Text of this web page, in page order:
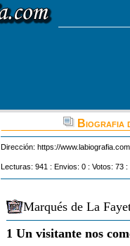
Biografia
Dirección: https://
Lecturas: 941 : Envios: 0 : Votos: 73
Marqués de La
1 Un visitante nos